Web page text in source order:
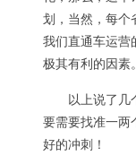
划，当然，每个
我们直通车运营
极其有利的因素。
以上说了几
要需要找准一两
好的冲刺！